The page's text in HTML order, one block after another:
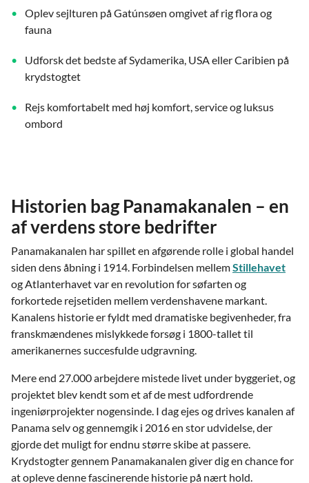
Oplev sejlturen på Gatúnsøen omgivet af rig flora og
fauna
Udforsk det bedste af Sydamerika, USA eller Caribien på
krydstogtet
Rejs komfortabelt med høj komfort, service og luksus
ombord
Historien bag Panamakanalen – en
af verdens store bedrifter
Panamakanalen har spillet en afgørende rolle i global handel
siden dens åbning i 1914. Forbindelsen mellemStillehavet
og Atlanterhavet var en revolution for søfarten og
forkortede rejsetiden mellem verdenshavene markant.
Kanalens historie er fyldt med dramatiske begivenheder, fra
franskmændenes mislykkede forsøg i 1800-tallet til
amerikanernes succesfulde udgravning.
Mere end 27.000 arbejdere mistede livet under byggeriet, og
projektet blev kendt som et af de mest udfordrende
ingeniørprojekter nogensinde. I dag ejes og drives kanalen af
Panama selv og gennemgik i 2016 en stor udvidelse, der
gjorde det muligt for endnu større skibe at passere.
Krydstogter gennem Panamakanalen giver dig en chance for
at opleve denne fascinerende historie på nært hold.